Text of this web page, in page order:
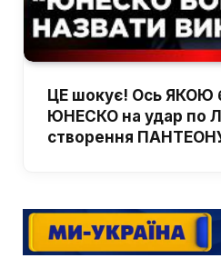
ЦЕ шокує! Ось ЯКОЮ
ЮНЕСКО на удар по
створення